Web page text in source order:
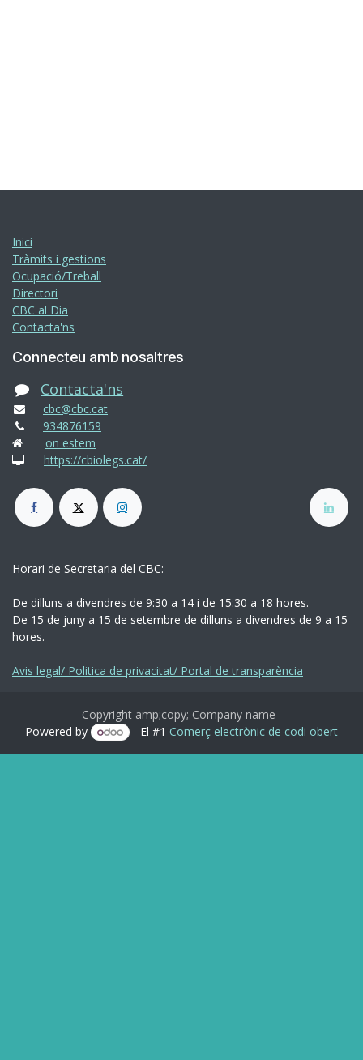
Inici
Tràmits i gestions
Ocupació/Treball
Directori
CBC al Dia
Contacta'ns
Connecteu amb nosaltres
Contacta'ns
cbc@cbc.cat
934876159
on estem
https://cbiolegs.cat/
Horari de Secretaria del CBC:
De dilluns a divendres de 9:30 a 14 i de 15:30 a 18 hores.
De 15 de juny a 15 de setembre de dilluns a divendres de 9 a 15
hores.
Avis legal/ Politica de privacitat/ Portal de transparència
Copyright amp;copy; Company name
Powered by
- El #1 Comerç electrònic de codi obert